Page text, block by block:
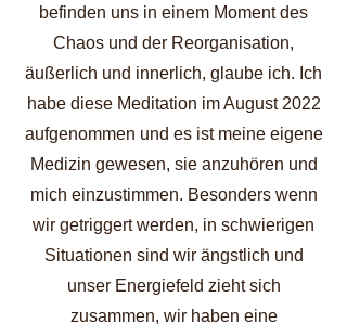
befinden uns in einem Moment des
Chaos und der Reorganisation,
äußerlich und innerlich, glaube ich. Ich
habe diese Meditation im August 2022
aufgenommen und es ist meine eigene
Medizin gewesen, sie anzuhören und
mich einzustimmen. Besonders wenn
wir getriggert werden, in schwierigen
Situationen sind wir ängstlich und
unser Energiefeld zieht sich
zusammen, wir haben eine